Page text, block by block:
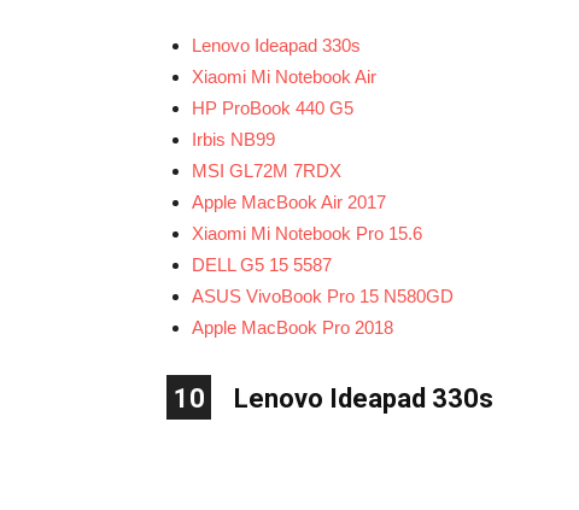
Lenovo Ideapad 330s
Xiaomi Mi Notebook Air
HP ProBook 440 G5
Irbis NB99
MSI GL72M 7RDX
Apple MacBook Air 2017
Xiaomi Mi Notebook Pro 15.6
DELL G5 15 5587
ASUS VivoBook Pro 15 N580GD
Apple MacBook Pro 2018
10 Lenovo Ideapad 330s